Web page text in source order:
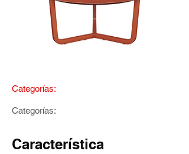
Categorías:
Categorías:
Característica